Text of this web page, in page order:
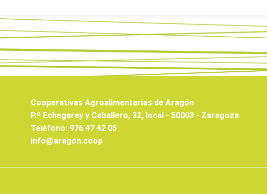
Cooperativas Agroalimentarias de Aragón
P.º Echegaray y Caballero, 32, local - 50003 - Zaragoza
Teléfono: 976 47 42 05
info@aragon.coop